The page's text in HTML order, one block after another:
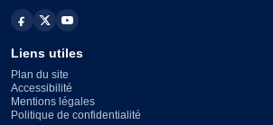
Liens utiles
Plan du site
Accessibilité
Mentions légales
Politique de confidentialité